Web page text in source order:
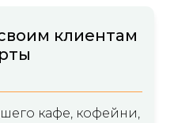
клиентам
кафе, кофейни,